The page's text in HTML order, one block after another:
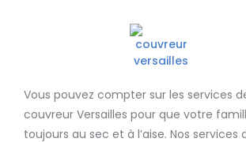
Vous pouvez compter sur les services
couvreur Versailles pour que votre
toujours au sec et à l’aise. Nos services